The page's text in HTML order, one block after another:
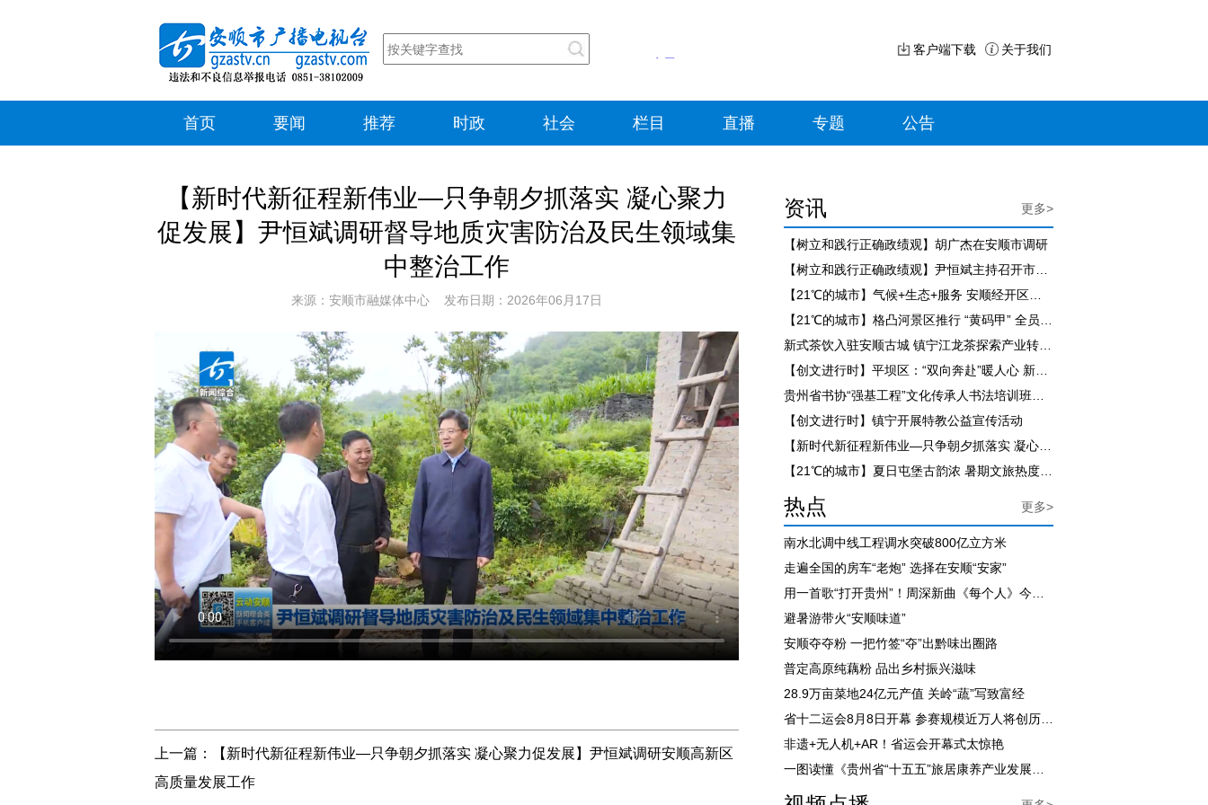
客户端下载 关于我们
首页 要闻 推荐 时政 社会 栏目 直播 专题 公告
【新时代新征程新伟业—只争朝夕抓落实 凝心聚力
促发展】尹恒斌调研督导地质灾害防治及民生领域集
中整治工作
来源：安顺市融媒体中心 发布日期：2026年06月17日
上一篇：
【新时代新征程新伟业—只争朝夕抓落实 凝心聚力促发展】尹恒斌调研安顺高新区
高质量发展工作
资讯 更多>
【树立和践行正确政绩观】胡广杰在安顺市调研
【创文进行时】镇宁开展特教公益宣传活动
热点 更多>
南水北调中线工程调水突破800亿立方米
走遍全国的房车“老炮” 选择在安顺“安家”
避暑游带火“安顺味道”
安顺夺夺粉 一把竹签“夺”出黔味出圈路
普定高原纯藕粉 品出乡村振兴滋味
28.9万亩菜地24亿元产值 关岭“蔬”写致富经
非遗+无人机+AR！省运会开幕式太惊艳